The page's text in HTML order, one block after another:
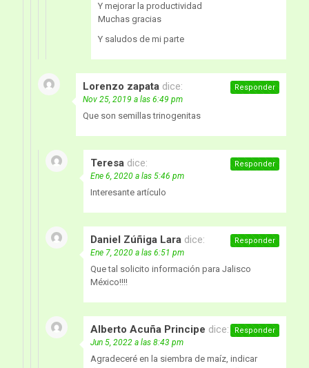
Y mejorar la productividad
Muchas gracias
Y saludos de mi parte
Lorenzo zapata dice:
Nov 25, 2019 a las 6:49 pm
Que son semillas trinogenitas
Responder
Teresa dice:
Ene 6, 2020 a las 5:46 pm
Interesante artículo
Responder
Daniel Zúñiga Lara dice:
Ene 7, 2020 a las 6:51 pm
Que tal solicito información para Jalisco
México!!!!
Responder
Alberto Acuña Principe dice:
Jun 5, 2022 a las 8:43 pm
Agradeceré en la siembra de maíz, indicar
Responder